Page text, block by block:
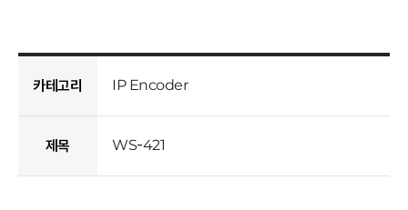
카테고리 IP Encoder
제목 WS-421